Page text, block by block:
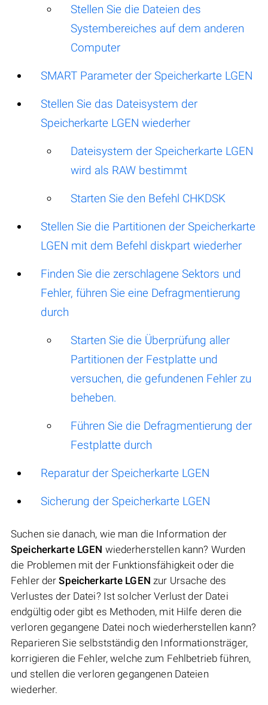
Stellen Sie die Dateien des
Systembereiches auf dem anderen
Computer
SMART Parameter der Speicherkarte LGEN
Stellen Sie das Dateisystem der
Speicherkarte LGEN wiederher
Dateisystem der Speicherkarte LGEN
wird als RAW bestimmt
Starten Sie den Befehl CHKDSK
Stellen Sie die Partitionen der Speicherkarte
LGEN mit dem Befehl diskpart wiederher
Finden Sie die zerschlagene Sektors und
Fehler, führen Sie eine Defragmentierung
durch
Starten Sie die Überprüfung aller
Partitionen der Festplatte und
versuchen, die gefundenen Fehler zu
beheben.
Führen Sie die Defragmentierung der
Festplatte durch
Reparatur der Speicherkarte LGEN
Sicherung der Speicherkarte LGEN
Suchen sie danach, wie man die Information der
Speicherkarte LGEN wiederherstellen kann? Wurden
die Problemen mit der Funktionsfähigkeit oder die
Fehler derSpeicherkarte LGEN zur Ursache des
Verlustes der Datei? Ist solcher Verlust der Datei
endgültig oder gibt es Methoden, mit Hilfe deren die
verloren gegangene Datei noch wiederherstellen kann?
Reparieren Sie selbstständig den Informationsträger,
korrigieren die Fehler, welche zum Fehlbetrieb führen,
und stellen die verloren gegangenen Dateien
wiederher.